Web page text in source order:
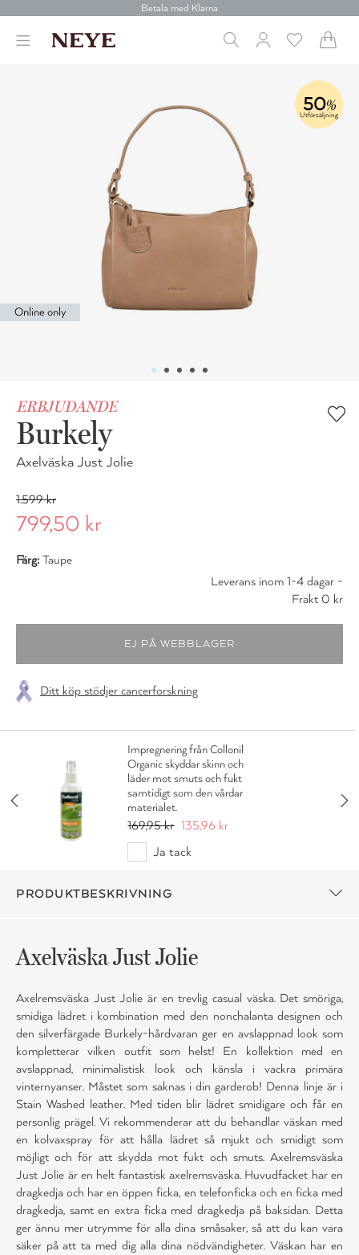
Betala med Klarna
Gratis frakt över 699 kr.
50%
Utförsäljning
Online only
ERBJUDANDE
Burkely
Axelväska Just Jolie
1.599 kr
799,50 kr
Färg: Taupe
Leverans inom 1-4 dagar -
Frakt 0 kr
Ditt köp stödjer cancerforskning
Impregnering från Collonil
Organic skyddar skinn och
läder mot smuts och fukt
samtidigt som den vårdar
materialet.
169,95 kr 135,96 kr
Ja tack
PRODUKTBESKRIVNING
Axelväska Just Jolie
Axelremsväska Just Jolie är en trevlig casual väska. Det smöriga,
smidiga lädret i kombination med den nonchalanta designen och
den silverfärgade Burkely-hårdvaran ger en avslappnad look som
kompletterar vilken outfit som helst! En kollektion med en
avslappnad, minimalistisk look och känsla i vackra primära
vinternyanser. Måstet som saknas i din garderob! Denna linje är i
Stain Washed leather. Med tiden blir lädret smidigare och får en
personlig prägel. Vi rekommenderar att du behandlar väskan med
en kolvaxspray för att hålla lädret så mjukt och smidigt som
möjligt och för att skydda mot fukt och smuts. Axelremsväska
Just Jolie är en helt fantastisk axelremsväska. Huvudfacket har en
dragkedja och har en öppen ficka, en telefonficka och en ficka med
dragkedja, samt en extra ficka med dragkedja på baksidan. Detta
ger ännu mer utrymme för alla dina småsaker, så att du kan vara
säker på att ta med dig alla dina nödvändigheter. Väskan har en